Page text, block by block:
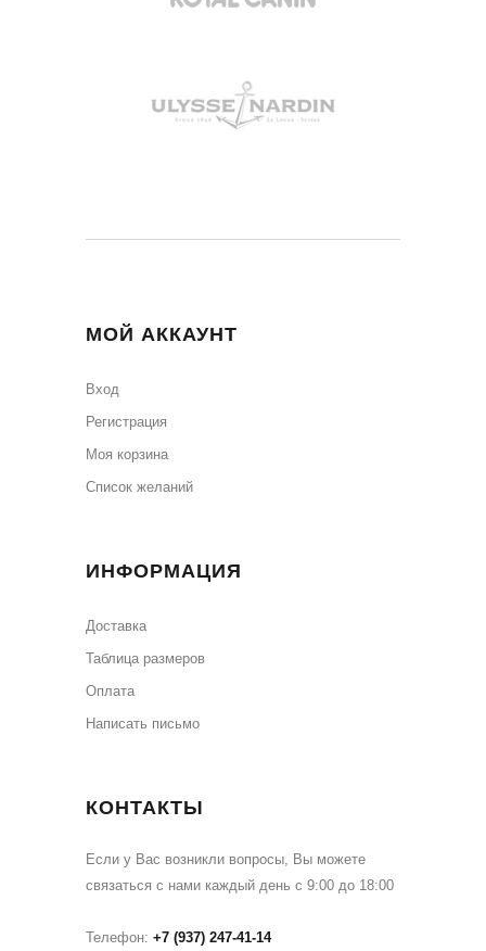
МОЙ АККАУНТ
Вход
Регистрация
Моя корзина
Cписок желаний
ИНФОРМАЦИЯ
Доставка
Таблица размеров
Оплата
Написать письмо
КОНТАКТЫ
Если у Вас возникли вопросы, Вы можете
связаться с нами каждый день с 9:00 до 18:00
Телефон: +7 (937) 247-41-14